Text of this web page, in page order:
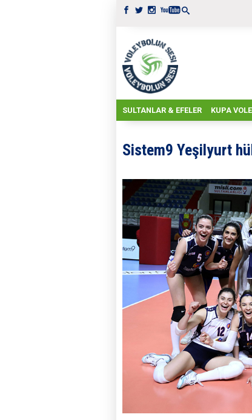
SULTANLAR & EFELER KUPA
Sistem9 Yeşilyurt